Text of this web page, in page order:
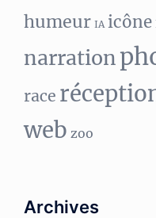
humeur IA icône
narration
race
web zoo
Archives